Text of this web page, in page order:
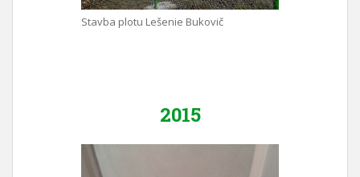
Stavba plotu Lešenie Bukovič
2015